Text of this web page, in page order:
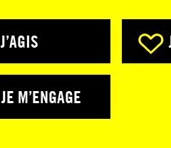
J’AGIS
JE M’ENGAGE